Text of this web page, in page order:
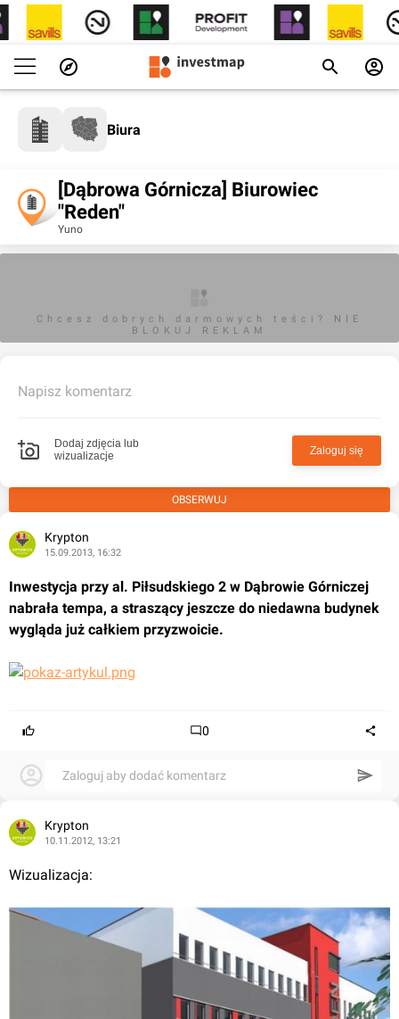
Biura
[Dąbrowa Górnicza] Biurowiec
"Reden"
Yuno
Chcesz dobrych darmowych teści? NIE
BLOKUJ REKLAM
Napisz komentarz
Dodaj zdjęcia lub
wizualizacje
Zaloguj się
OBSERWUJ
Krypton
15.09.2013, 16:32
Inwestycja przy al. Piłsudskiego 2 w Dąbrowie Górniczej
nabrała tempa, a straszący jeszcze do niedawna budynek
wygląda już całkiem przyzwoicie.
0
Zaloguj aby dodać komentarz
Krypton
10.11.2012, 13:21
Wizualizacja: